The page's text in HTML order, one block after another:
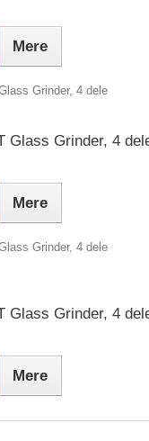
Mere
Glass Grinder, 4
Mere
Glass Grinder, 4
Mere